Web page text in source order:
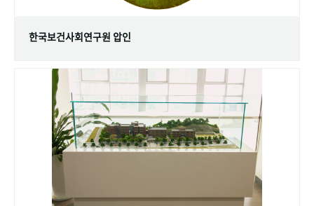
한국보건사회연구원 압인